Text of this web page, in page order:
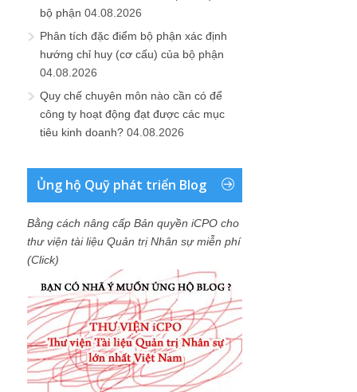
bộ phận 04.08.2026
Phân tích đặc điểm bộ phận xác định
hướng chỉ huy (cơ cấu) của bộ phận
04.08.2026
Quy chế chuyên môn nào cần có để
công ty hoạt động đạt được các mục
tiêu kinh doanh? 04.08.2026
Ủng hộ Quỹ phát triển Blog
Bằng cách nâng cấp Bản quyền iCPO cho
thư viện tài liệu Quản trị Nhân sự miễn phí
(Click)